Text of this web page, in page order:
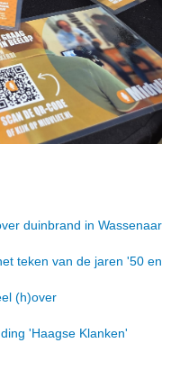
duinbrand in Wassenaar
teken van de jaren '50 en
(h)over
'Haagse Klanken'